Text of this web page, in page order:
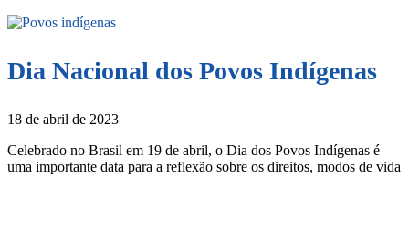
Dia Nacional dos Povos Indígenas
18 de abril de 2023
Celebrado no Brasil em 19 de abril, o Dia dos Povos Indígenas é
uma importante data para a reflexão sobre os direitos, modos de vida